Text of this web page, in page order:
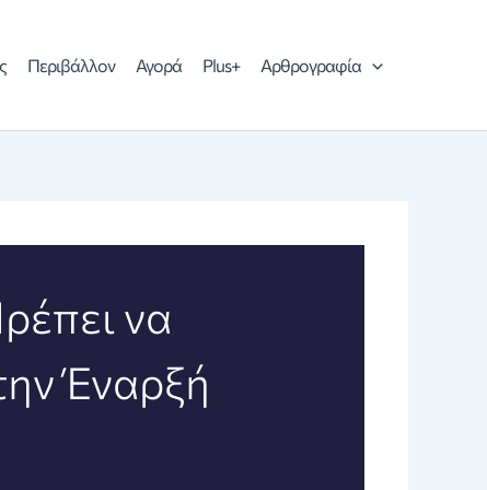
Περιβάλλον Αγορά Plus+ Αρθρογραφία
να
Έναρξή